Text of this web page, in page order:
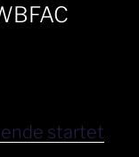
startet